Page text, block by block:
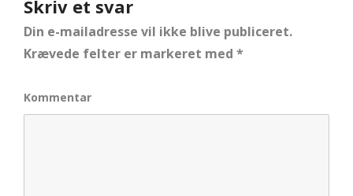
Skriv et svar
Din e-mailadresse vil ikke blive publiceret.
Krævede felter er markeret med *
Kommentar